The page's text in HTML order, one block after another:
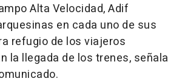
Alta Velocidad, Adif
en cada uno de sus
refugio de los viajeros
la llegada de los trenes, señala